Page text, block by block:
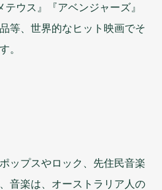
ウス』『アベンジャーズ』
等、世界的なヒット映画でそ
。
ップスやロック、 先住民音楽
音楽は、オーストラリア 人の